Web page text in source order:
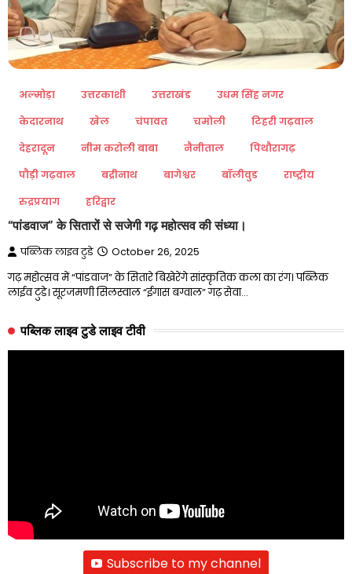
अल्मोड़ा उत्तरकाशी उत्तराखंड
उधम सिंह नगर
केदारनाथ
खेल चंपावत चमोली
टिहरी गढ़वाल
देहरादून
नीम करोली बाबा नैनीताल
पिथौरागढ़
पौड़ी गढ़वाल
बद्रीनाथ बागेश्वर बॉलीवुड
राष्ट्रीय
रुद्रप्रयाग
हरिद्वार
“पांडवाज” के सितारों से सजेगी गढ़ महोत्सव की संध्या।
पब्लिक लाइव टुडे October 26, 2025
गढ़ महोत्सव में “पांडवाज” के सितारे बिखेरेंगे सांस्कृतिक कला का रंग। पब्लिक
लाईव टुडे। सूरजमणी सिलस्वाल “ईगास बग्वाल” गढ़ सेवा…
पब्लिक लाइव टुडे लाइव टीवी
Subscribe to my channel